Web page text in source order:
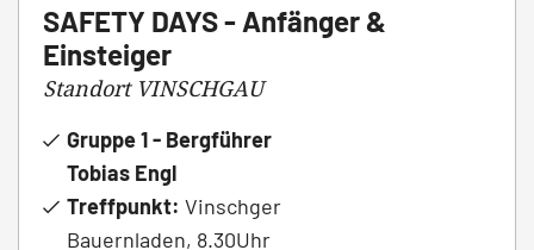
SAFETY DAYS - Anfänger &
Einsteiger
Standort VINSCHGAU
Gruppe 1 - Bergführer
Tobias Engl
Treffpunkt: Vinschger
Bauernladen, 8.30Uhr